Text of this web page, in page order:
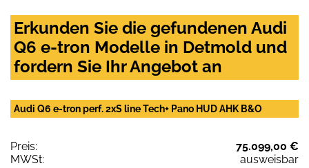
Erkunden Sie die gefundenen Audi
Q6 e-tron Modelle in Detmold und
fordern Sie Ihr Angebot an
Audi Q6 e-tron perf. 2xS line Tech+ Pano HUD AHK B&O
Preis:
75.099,00 €
MWSt:
ausweisbar